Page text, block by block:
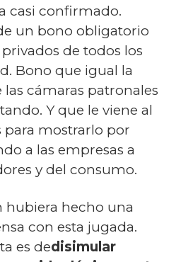
casi confirmado.
un bono obligatorio
de todos los
Bono que igual la
cámaras patronales
Y que le viene al
para mostrarlo por
a las empresas a
y del consumo.
hubiera hecho una
con esta jugada.
es dedisimular